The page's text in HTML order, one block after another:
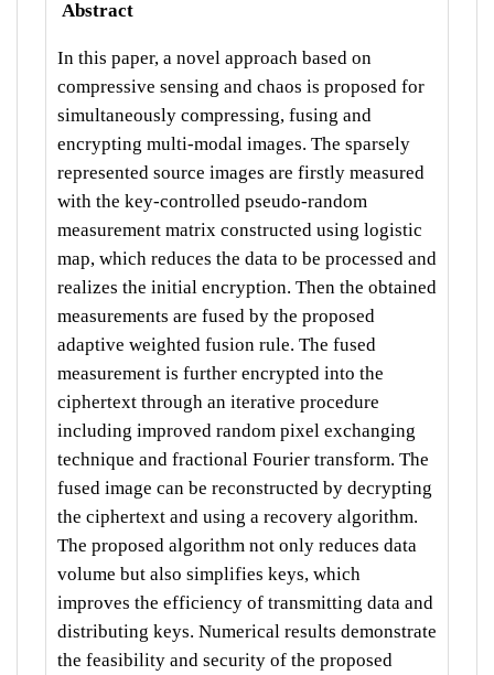
Abstract
In this paper, a novel approach based on
compressive sensing and chaos is proposed for
simultaneously compressing, fusing and
encrypting multi-modal images. The sparsely
represented source images are firstly measured
with the key-controlled pseudo-random
measurement matrix constructed using logistic
map, which reduces the data to be processed and
realizes the initial encryption. Then the obtained
measurements are fused by the proposed
adaptive weighted fusion rule. The fused
measurement is further encrypted into the
ciphertext through an iterative procedure
including improved random pixel exchanging
technique and fractional Fourier transform. The
fused image can be reconstructed by decrypting
the ciphertext and using a recovery algorithm.
The proposed algorithm not only reduces data
volume but also simplifies keys, which
improves the efficiency of transmitting data and
distributing keys. Numerical results demonstrate
the feasibility and security of the proposed